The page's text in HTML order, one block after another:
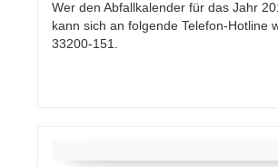
Wer den Abfallkalender für das Jahr
kann sich an folgende Telefon-Hotline
33200-151.